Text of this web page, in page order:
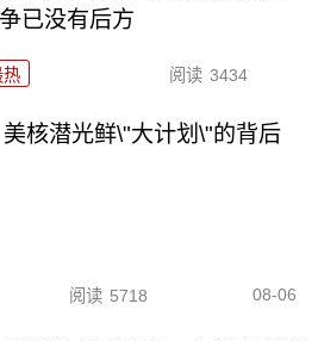
已没有后方
热 阅读 3434
核潜光鲜\"大计划\"的背后
阅读 5718 08-06